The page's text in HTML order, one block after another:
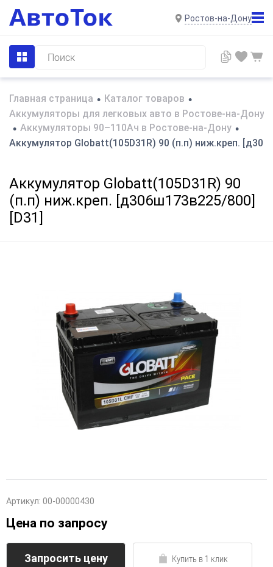
Ростов-на-Дону
Главная страница • Каталог товаров •
Аккумуляторы для легковых авто в Ростове-на-Дону
• Аккумуляторы 90–110Ач в Ростове-на-Дону •
Аккумулятор Globatt(105D31R) 90 (п.п) ниж.креп.
Аккумулятор Globatt(105D31R) 90
(п.п) ниж.креп. [д306ш173в225/800]
[D31]
Артикул: 00-00000430
Цена по запросу
Запросить цену Купить в 1 клик